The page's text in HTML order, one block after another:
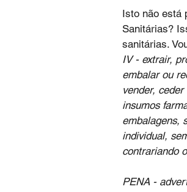
Isto não está
Sanitárias?
sanitárias.
IV - extrair,
embalar ou
vender,
insumos
embalagens,
individual,
contrariando
PENA -